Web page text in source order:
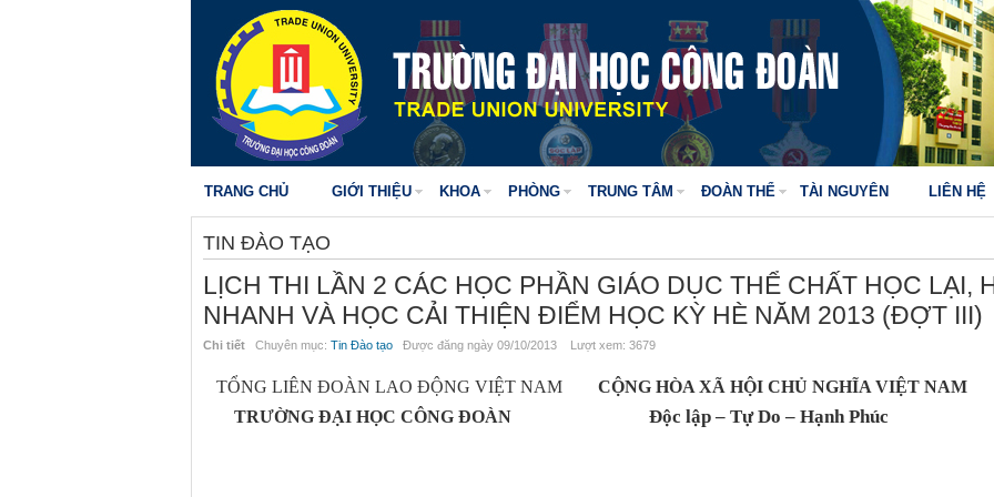
TRANG CHỦ GIỚI THIỆU KHOA PHÒNG TRUNG TÂM ĐOÀN THỂ TÀI NGUYÊN LIÊN HỆ
TIN ĐÀO TẠO
LỊCH THI LẦN 2 CÁC HỌC PHẦN GIÁO DỤC THỂ CHẤT HỌC LẠI,
NHANH VÀ HỌC CẢI THIỆN ĐIỂM HỌC KỲ HÈ NĂM 2013 (ĐỢT III)
Chi tiết Chuyên mục: Tin Đào tạo Được đăng ngày 09/10/2013 Lượt xem: 3679
TỔNG LIÊN ĐOÀN LAO ĐỘNG VIỆT NAM
CỘNG HÒA XÃ HỘI CHỦ NGHĨA VIỆT NAM
TRƯỜNG ĐẠI HỌC CÔNG ĐOÀN
Độc lập – Tự Do – Hạnh Phúc